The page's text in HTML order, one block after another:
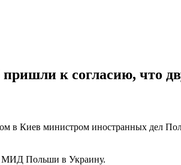
к согласию, что
в Киев министром иностранных дел
МИД Польши в Украину.